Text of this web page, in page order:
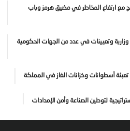
مع ارتفاع المخاطر في مضيق هرمز وباب
وتعيينات في عدد من الجهات الحكومية
أسطوانات وخزانات الغاز في المملكة
لتوطين الصناعة وأمن الإمدادات